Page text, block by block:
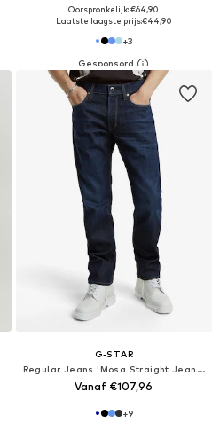
Oorspronkelijk: €64,90
Laatste laagste prijs:€44,90
+3
G-STAR
Regular Jeans 'Mosa Straight Jeans'
Vanaf €107,96
+9